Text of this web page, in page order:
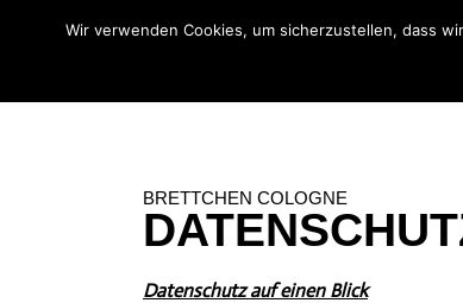
BRETTCHEN COLOGNE
Datenschutz auf einen Blick
Wir verwenden Cookies, um sicherzustellen, dass